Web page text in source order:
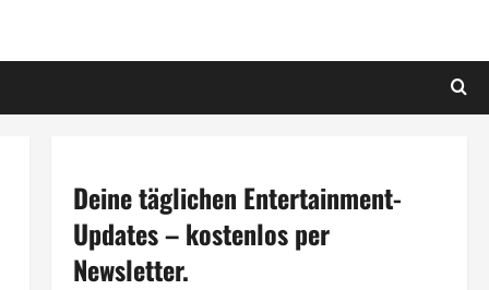
Deine täglichen Entertainment-
Updates – kostenlos per
Newsletter.